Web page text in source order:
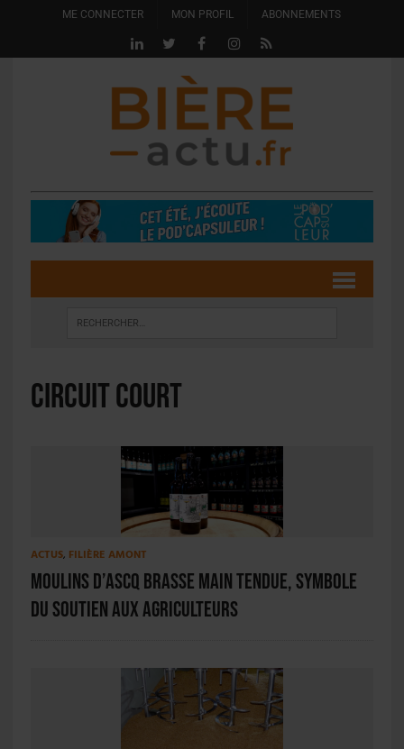
ME CONNECTER MON PROFIL ABONNEMENTS
circuit court
ACTUS, FILIÈRE AMONT
Moulins d’Ascq brasse Main Tendue, symbole
du soutien aux agriculteurs